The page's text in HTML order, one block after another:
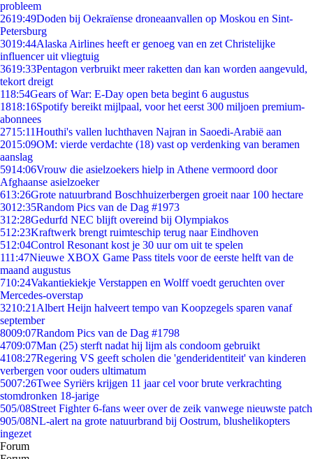
probleem
2619:49Doden bij Oekraïense droneaanvallen op Moskou en Sint-
Petersburg
3019:44Alaska Airlines heeft er genoeg van en zet Christelijke
influencer uit vliegtuig
3619:33Pentagon verbruikt meer raketten dan kan worden aangevuld,
tekort dreigt
118:54Gears of War: E-Day open beta begint 6 augustus
1818:16Spotify bereikt mijlpaal, voor het eerst 300 miljoen premium-
abonnees
2715:11Houthi's vallen luchthaven Najran in Saoedi-Arabië aan
2015:09OM: vierde verdachte (18) vast op verdenking van beramen
aanslag
5914:06Vrouw die asielzoekers hielp in Athene vermoord door
Afghaanse asielzoeker
613:26Grote natuurbrand Boschhuizerbergen groeit naar 100 hectare
3012:35Random Pics van de Dag #1973
312:28Gedurfd NEC blijft overeind bij Olympiakos
512:23Kraftwerk brengt ruimteschip terug naar Eindhoven
512:04Control Resonant kost je 30 uur om uit te spelen
111:47Nieuwe XBOX Game Pass titels voor de eerste helft van de
maand augustus
710:24Vakantiekiekje Verstappen en Wolff voedt geruchten over
Mercedes-overstap
3210:21 Albert Heijn halveert tempo van Koopzegels sparen vanaf
september
8009:07Random Pics van de Dag #1798
4709:07Man (25) sterft nadat hij lijm als condoom gebruikt
4108:27Regering VS geeft scholen die 'genderidentiteit' van kinderen
verbergen voor ouders ultimatum
5007:26Twee Syriërs krijgen 11 jaar cel voor brute verkrachting
stomdronken 18-jarige
505/08Street Fighter 6-fans weer over de zeik vanwege nieuwste patch
905/08NL-alert na grote natuurbrand bij Oostrum, blushelikopters
ingezet
Forum